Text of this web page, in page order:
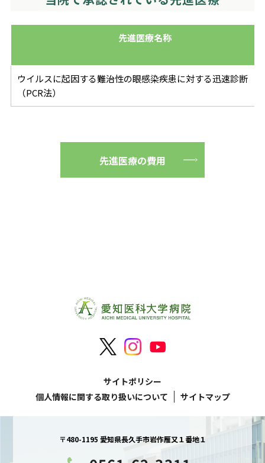
先進医療名称
ウイルスに起因する難治性の眼感染疾患に対する迅速診断
（PCR法）
先進医療の費用
サイトポリシー
個人情報に関する取り扱いについて
サイトマップ
〒480-1195 愛知県長久手市岩作雁又１番地１